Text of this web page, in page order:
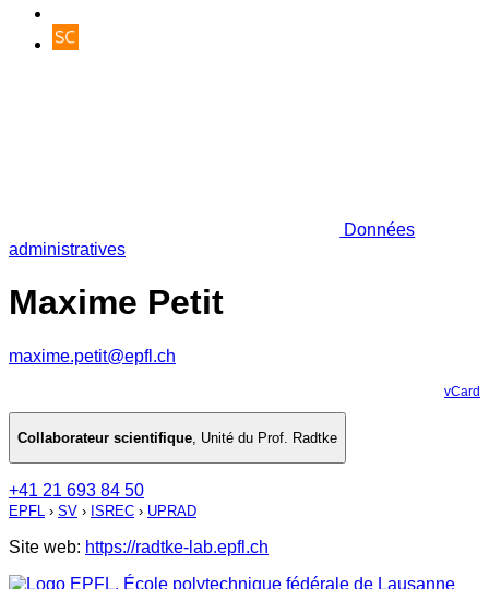
Données
administratives
Maxime Petit
maxime.petit@epfl.ch
vCard
Collaborateur scientifique, Unité du Prof. Radtke
+41 21 693 84 50
EPFL › SV › ISREC › UPRAD
Site web: https://radtke-lab.epfl.ch